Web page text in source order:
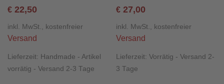
€ 22,50
inkl. MwSt., kostenfreier
Versand
Lieferzeit: Handmade - Artikel
vorrätig - Versand 2-3 Tage
€ 27,00
inkl. MwSt., kostenfreier
Versand
Lieferzeit:Vorrätig - Versand 2-
3 Tage